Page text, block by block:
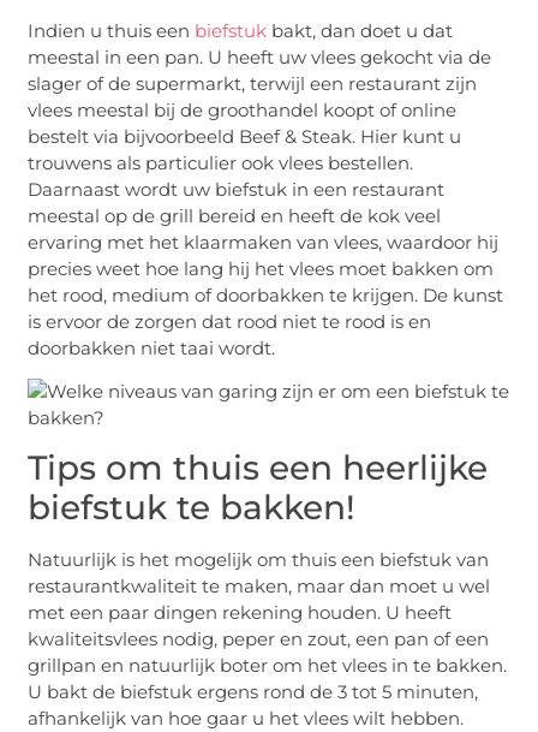
Indien u thuis een biefstuk bakt, dan doet u dat
meestal in een pan. U heeft uw vlees gekocht via de
slager of de supermarkt, terwijl een restaurant zijn
vlees meestal bij de groothandel koopt of online
bestelt via bijvoorbeeld Beef & Steak. Hier kunt u
trouwens als particulier ook vlees bestellen.
Daarnaast wordt uw biefstuk in een restaurant
meestal op de grill bereid en heeft de kok veel
ervaring met het klaarmaken van vlees, waardoor hij
precies weet hoe lang hij het vlees moet bakken om
het rood, medium of doorbakken te krijgen. De kunst
is ervoor de zorgen dat rood niet te rood is en
doorbakken niet taai wordt.
Tips om thuis een heerlijke
biefstuk te bakken!
Natuurlijk is het mogelijk om thuis een biefstuk van
restaurantkwaliteit te maken, maar dan moet u wel
met een paar dingen rekening houden. U heeft
kwaliteitsvlees nodig, peper en zout, een pan of een
grillpan en natuurlijk boter om het vlees in te bakken.
U bakt de biefstuk ergens rond de 3 tot 5 minuten,
afhankelijk van hoe gaar u het vlees wilt hebben.